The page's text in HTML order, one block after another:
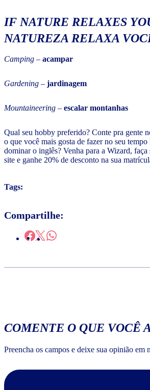
IF NATURE RELAXES
NATUREZA RELAXA
Camping – acampar
Gardening – jardinagem
Mountaineering – escalar montanhas
Qual seu hobby preferido? Conte pra gente
o que você mais gosta de fazer no seu
dominar o inglês? Venha para a Wizard, faça
site e ganhe 20% de desconto na sua
Tags:
Compartilhe:
COMENTE O QUE VOCÊ
Preencha os campos e deixe sua opinião em